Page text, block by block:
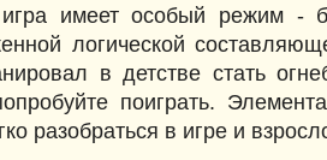
имеет особый режим -
логической
в детстве стать
поиграть.
разобраться в игре и